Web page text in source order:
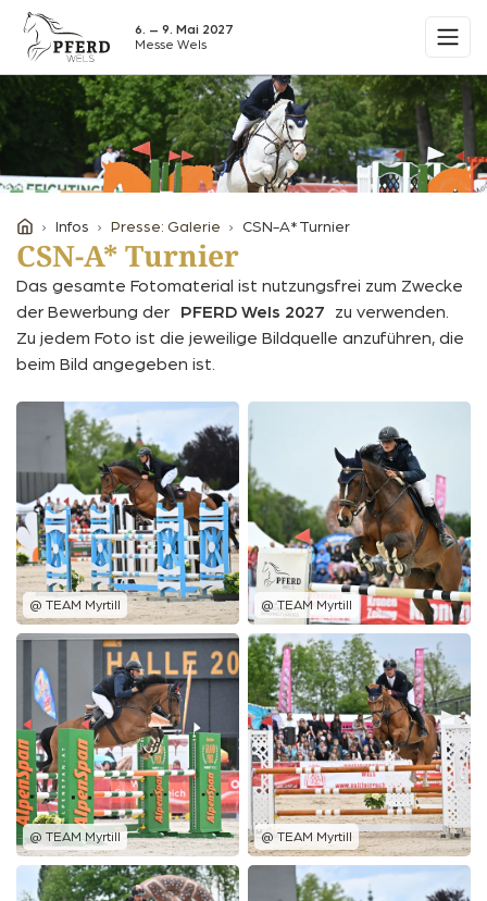
6. – 9. Mai 2027
Messe Wels
Infos Presse: Galerie CSN-A* Turnier
CSN-A* Turnier
Das gesamte Fotomaterial ist nutzungsfrei zum Zwecke
der Bewerbung der PFERD Wels 2027 zu verwenden.
Zu jedem Foto ist die jeweilige Bildquelle anzuführen, die
beim Bild angegeben ist.